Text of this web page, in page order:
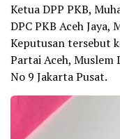
Ketua DPP PKB,
DPC PKB Aceh Jaya,
Keputusan tersebut
Partai Aceh, Muslem
No 9 Jakarta Pusat.